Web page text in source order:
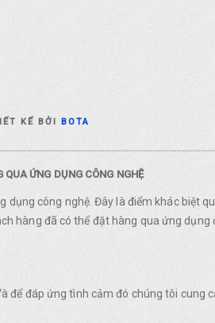
KẾ BỞIBOTA
ỨNG DỤNG CÔNG NGHỆ
công nghệ. Đây là điểm khác biệt
hàng đã có thể đặt hàng qua ứng
đáp ứng tình cảm đó chúng tôi cung